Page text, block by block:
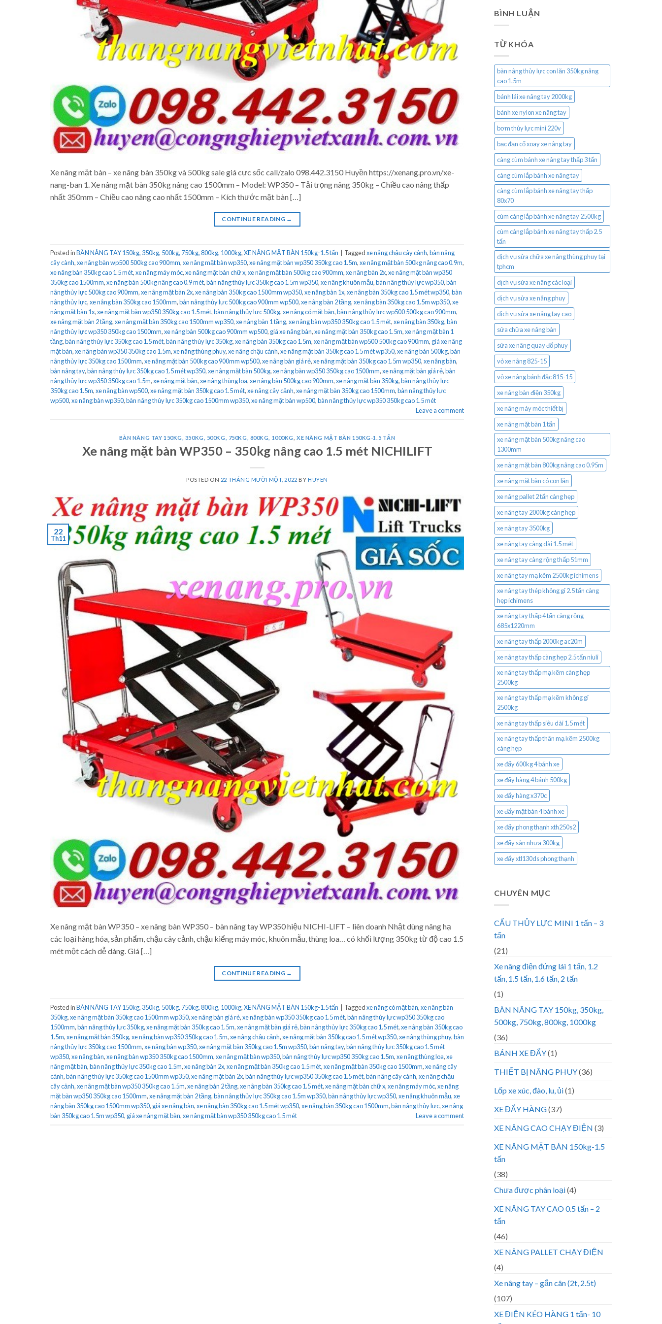
Xe nâng mặt bàn – xe nâng bàn 350kg và 500kg sale giá cực sốc call/zalo 098.442.3150 Huyền https://xenang.pro.vn/xe-
nang-ban 1. Xe nâng mặt bàn 350kg nâng cao 1500mm – Model: WP350 – Tải trọng nâng 350kg – Chiều cao nâng thấp
nhất 350mm – Chiều cao nâng cao nhất 1500mm – Kích thước mặt bàn […]
CONTINUE READING →
Posted inBÀN NÂNG TAY 150kg, 350kg, 500kg, 750kg, 800kg, 1000kg,XE NÂNG MẶT BÀN 150kg-1.5 tấn Taggedxe nâng chậu cây cảnh,bàn nâng
cây cành,xe nâng bàn wp500 500kg cao 900mm,xe nâng mặt bàn wp350,xe nâng mặt bàn wp350 350kg cao 1.5m,xe nâng mặt bàn 500kg nâng cao 0.9m,
xe nâng bàn 350kg cao 1.5 mét,xe nâng máy móc,xe nâng mặt bàn chữ x,xe nâng mặt bàn 500kg cao 900mm,xe nâng bàn 2x,xe nâng mặt bàn wp350
350kg cao 1500mm,xe nâng bàn 500kg nâng cao 0.9 mét,bàn nâng thủy lực 350kg cao 1.5m wp350,xe nâng khuôn mẫu,bàn nâng thủy lực wp350,bàn
nâng thủy lực 500kg cao 900mm,xe nâng mặt bàn 2x,xe nâng bàn 350kg cao 1500mm wp350,xe nâng bàn 1x,xe nâng bàn 350kg cao 1.5 mét wp350,bàn
nâng thủy lực,xe nâng bàn 350kg cao 1500mm,bàn nâng thủy lực 500kg cao 900mm wp500,xe nâng bàn 2 tầng,xe nâng bàn 350kg cao 1.5m wp350,xe
nâng mặt bàn 1x,xe nâng mặt bàn wp350 350kg cao 1.5 mét,bàn nâng thủy lực 500kg,xe nâng có mặt bàn,bàn nâng thủy lực wp500 500kg cao 900mm,
xe nâng mặt bàn 2 tầng,xe nâng mặt bàn 350kg cao 1500mm wp350,xe nâng bàn 1 tầng,xe nâng bàn wp350 350kg cao 1.5 mét,xe nâng bàn 350kg,bàn
nâng thủy lực wp350 350kg cao 1500mm,xe nâng bàn 500kg cao 900mm wp500, giá xe nâng bàn,xe nâng mặt bàn 350kg cao 1.5m,xe nâng mặt bàn 1
tầng,bàn nâng thủy lực 350kg cao 1.5 mét,bàn nâng thủy lực 350kg,xe nâng bàn 350kg cao 1.5m,xe nâng mặt bàn wp500 500kg cao 900mm, giá xe nâng
mặt bàn,xe nâng bàn wp350 350kg cao 1.5m,xe nâng thùng phuy,xe nâng chậu cảnh,xe nâng mặt bàn 350kg cao 1.5 mét wp350,xe nâng bàn 500kg,bàn
nâng thủy lực 350kg cao 1500mm,xe nâng mặt bàn 500kg cao 900mm wp500,xe nâng bàn giá rẻ,xe nâng mặt bàn 350kg cao 1.5m wp350,xe nâng bàn,
bàn nâng tay,bàn nâng thủy lực 350kg cao 1.5 mét wp350,xe nâng mặt bàn 500kg,xe nâng bàn wp350 350kg cao 1500mm,xe nâng mặt bàn giá rẻ,bàn
nâng thủy lực wp350 350kg cao 1.5m,xe nâng mặt bàn,xe nâng thùng loa,xe nâng bàn 500kg cao 900mm,xe nâng mặt bàn 350kg,bàn nâng thủy lực
350kg cao 1.5m,xe nâng bàn wp500,xe nâng mặt bàn 350kg cao 1.5 mét,xe nâng cây cảnh,xe nâng mặt bàn 350kg cao 1500mm,bàn nâng thủy lực
wp500,xe nâng bàn wp350,bàn nâng thủy lực 350kg cao 1500mm wp350,xe nâng mặt bàn wp500,bàn nâng thủy lực wp350 350kg cao 1.5 mét
Leave a comment
BÀN NÂNG TAY 150KG, 350KG, 500KG, 750KG, 800KG, 1000KG ,XE NÂNG MẶT BÀN 150KG-1.5 TẤN
Xe nâng mặt bàn WP350 – 350kg nâng cao 1.5 mét NICHILIFT
POSTED ON 22 THÁNG MƯỜI MỘT, 2022 BY HUYEN
22
Th11
Xe nâng mặt bàn WP350 – xe nâng bàn WP350 – bàn nâng tay WP350 hiệu NICHI-LIFT – liên doanh Nhật dùng nâng hạ
các loại hàng hóa, sản phẩm, chậu cây cảnh, chậu kiểng máy móc, khuôn mẫu, thùng loa… có khối lượng 350kg từ độ cao 1.5
mét một cách dễ dàng. Giá […]
CONTINUE READING →
Posted inBÀN NÂNG TAY 150kg, 350kg, 500kg, 750kg, 800kg, 1000kg,XE NÂNG MẶT BÀN 150kg-1.5 tấn Taggedxe nâng có mặt bàn,xe nâng bàn
350kg,xe nâng mặt bàn 350kg cao 1500mm wp350,xe nâng bàn giá rẻ,xe nâng bàn wp350 350kg cao 1.5 mét,bàn nâng thủy lực wp350 350kg cao
1500mm,bàn nâng thủy lực 350kg,xe nâng mặt bàn 350kg cao 1.5m,xe nâng mặt bàn giá rẻ,bàn nâng thủy lực 350kg cao 1.5 mét,xe nâng bàn 350kg cao
1.5m,xe nâng mặt bàn 350kg,xe nâng bàn wp350 350kg cao 1.5m,xe nâng chậu cảnh,xe nâng mặt bàn 350kg cao 1.5 mét wp350,xe nâng thùng phuy,bàn
nâng thủy lực 350kg cao 1500mm,xe nâng bàn wp350,xe nâng mặt bàn 350kg cao 1.5m wp350,bàn nâng tay,bàn nâng thủy lực 350kg cao 1.5 mét
wp350,xe nâng bàn,xe nâng bàn wp350 350kg cao 1500mm,xe nâng mặt bàn wp350,bàn nâng thủy lực wp350 350kg cao 1.5m,xe nâng thùng loa,xe
nâng mặt bàn,bàn nâng thủy lực 350kg cao 1.5m,xe nâng bàn 2x,xe nâng mặt bàn 350kg cao 1.5 mét,xe nâng mặt bàn 350kg cao 1500mm,xe nâng cây
cảnh,bàn nâng thủy lực 350kg cao 1500mm wp350,xe nâng mặt bàn 2x,bàn nâng thủy lực wp350 350kg cao 1.5 mét,bàn nâng cây cành,xe nâng chậu
cây cảnh,xe nâng mặt bàn wp350 350kg cao 1.5m,xe nâng bàn 2 tầng,xe nâng bàn 350kg cao 1.5 mét,xe nâng mặt bàn chữ x,xe nâng máy móc,xe nâng
mặt bàn wp350 350kg cao 1500mm,xe nâng mặt bàn 2 tầng,bàn nâng thủy lực 350kg cao 1.5m wp350,bàn nâng thủy lực wp350,xe nâng khuôn mẫu,xe
nâng bàn 350kg cao 1500mm wp350, giá xe nâng bàn,xe nâng bàn 350kg cao 1.5 mét wp350,xe nâng bàn 350kg cao 1500mm,bàn nâng thủy lực,xe nâng
bàn 350kg cao 1.5m wp350, giá xe nâng mặt bàn,xe nâng mặt bàn wp350 350kg cao 1.5 mét Leave a comment
BÌNH LUẬN
TỪ KHÓA
bàn nâng thủy lực con lăn 350kg nâng
cao 1.5m
bánh lái xe nâng tay 2000kg
bánh xe nylon xe nâng tay
bơm thủy lực mini 220v
bạc đạn cổ xoay xe nâng tay
càng cùm bánh xe nâng tay thấp 3 tấn
càng cùm lắp bánh xe nâng tay
càng cùm lắp bánh xe nâng tay thấp
80x70
cùm càng lắp bánh xe nâng tay 2500kg
cùm càng lắp bánh xe nâng tay thấp 2.5
tấn
dịch vụ sửa chữa xe nâng thùng phuy tại
tphcm
dịch vụ sửa xe nâng các loại
dịch vụ sửa xe nâng phuy
dịch vụ sửa xe nâng tay cao
sửa chữa xe nâng bàn
sửa xe nâng quay đổ phuy
vỏ xe nâng 825-15
vỏ xe nâng bánh đặc 815-15
xe nâng bàn điện 350kg
xe nâng máy móc thiết bị
xe nâng mặt bàn 1 tấn
xe nâng mặt bàn 500kg nâng cao
1300mm
xe nâng mặt bàn 800kg nâng cao 0.95m
xe nâng mặt bàn có con lăn
xe nâng pallet 2 tấn càng hẹp
xe nâng tay 2000kg càng hẹp
xe nâng tay 3500kg
xe nâng tay càng dài 1.5 mét
xe nâng tay càng rộng thấp 51mm
xe nâng tay mạ kẽm 2500kg ichimens
xe nâng tay thép không gỉ 2.5 tấn càng
hẹp ichimens
xe nâng tay thấp 4 tấn càng rộng
685x1220mm
xe nâng tay thấp 2000kg ac20m
xe nâng tay thấp càng hẹp 2.5 tấn niuli
xe nâng tay thấp mạ kẽm càng hẹp
2500kg
xe nâng tay thấp mạ kẽm không gỉ
2500kg
xe nâng tay thấp siêu dài 1.5 mét
xe nâng tay thấp thân mạ kẽm 2500kg
càng hẹp
xe đẩy 600kg 4 bánh xe
xe đẩy hàng 4 bánh 500kg
xe đẩy hàng x370c
xe đẩy mặt bàn 4 bánh xe
xe đẩy phong thạnh xth250s2
xe đẩy sàn nhựa 300kg
xe đẩy xtl130ds phong thạnh
CHUYÊN MỤC
CẨU THỦY LỰC MINI 1 tấn – 3
tấn
(21)
Xe nâng điện đứng lái 1 tấn, 1.2
tấn, 1.5 tấn, 1.6 tấn, 2 tấn
(1)
BÀN NÂNG TAY 150kg, 350kg,
500kg, 750kg, 800kg, 1000kg
(36)
BÁNH XE ĐẨY(1)
THIẾT BỊ NÂNG PHUY(36)
Lốp xe xúc, đào, lu, ủi(1)
XE ĐẨY HÀNG(37)
XE NÂNG CAO CHẠY ĐIỆN (3)
XE NÂNG MẶT BÀN 150kg-1.5
tấn
(38)
Chưa được phân loại(4)
XE NÂNG TAY CAO 0.5 tấn – 2
tấn
(46)
XE NÂNG PALLET CHẠY ĐIỆN
(4)
Xe nâng tay – gắn cân (2t, 2.5t)
(107)
XE ĐIỆN KÉO HÀNG 1 tấn- 10